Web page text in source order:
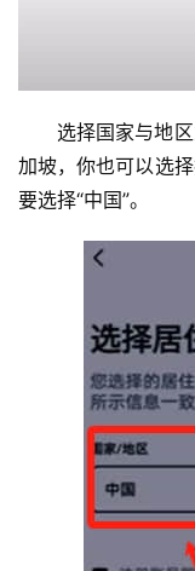
选择国家与地
加坡，你也可以选
要选择“中国”。